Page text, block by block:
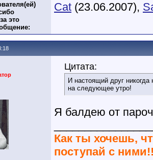
это
Cat (23.06.2007),
Цитата:
И настоящий друг
на следующее утро!
Я балдею от
Как ты хочешь,
поступай с